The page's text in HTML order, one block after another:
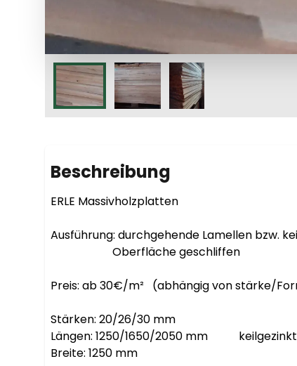
Beschreibung
ERLE Massivholzplatten
Ausführung: durchgehende Lamellen bzw.
Preis: ab 30€/m²   (abhängig von stärke/
Stärken: 20/26/30 mm
Längen: 1250/1650/2050 mm
Breite: 1250 mm